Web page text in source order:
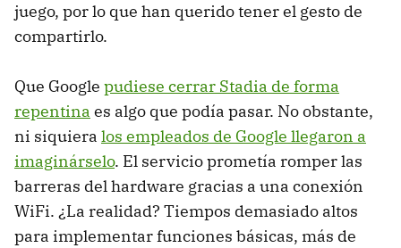
juego, por lo que han querido tener el gesto de
compartirlo.
Que Google pudiese cerrar Stadia de forma
repentina es algo que podía pasar. No obstante,
ni siquiera los empleados de Google llegaron a
imaginárselo. El servicio prometía romper las
barreras del hardware gracias a una conexión
WiFi. ¿La realidad? Tiempos demasiado altos
para implementar funciones básicas, más de